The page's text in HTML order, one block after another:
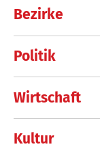
Bezirke
Politik
Wirtschaft
Kultur